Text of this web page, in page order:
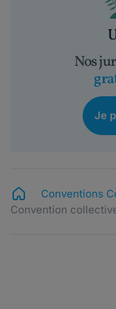
Nos
Je
Conventions
Convention